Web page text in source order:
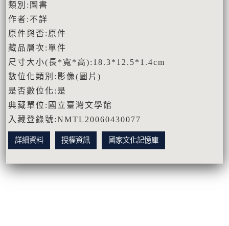
類別:圖書
作者:不詳
原件與否:原件
藏品層次:單件
尺寸大小(長*寬*高):18.3*12.5*1.4cm
數位化類別:影像(圖片)
是否數位化:是
典藏單位:國立臺灣文學館
入藏登錄號:NMTL20060430077
詳細資料 授權資訊 國家文化記憶庫